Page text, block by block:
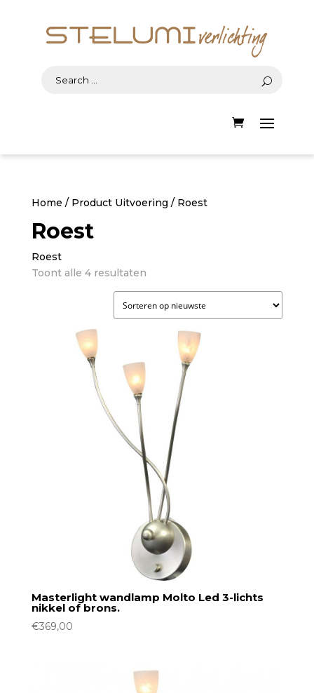
Home / Product Uitvoering / Roest
Roest
Roest
Toont alle 4 resultatenGesorteerd
op
nieuwste
Masterlight wandlamp Molto Led 3-lichts
nikkel of brons.
€369,00